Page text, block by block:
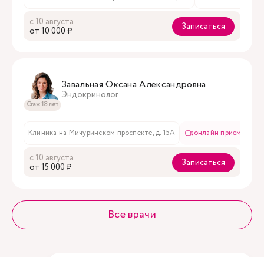
с 10 августа
oт 10 000 ₽
Записаться
Стаж 18 лет
Завальная Оксана Александровна
Эндокринолог
Клиника на Мичуринском проспекте, д. 15А онлайн приём
с 10 августа
oт 15 000 ₽
Записаться
Все врачи